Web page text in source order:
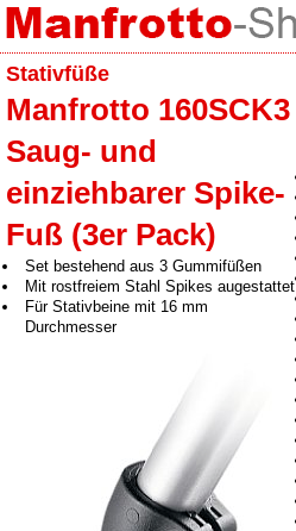
Stativfüße
Manfrotto 160SCK3
Saug- und
einziehbarer Spike-
Fuß (3er Pack)
Set bestehend aus 3 Gummifüßen
Mit rostfreiem Stahl Spikes augestattet
Für Stativbeine mit 16 mm
Durchmesser